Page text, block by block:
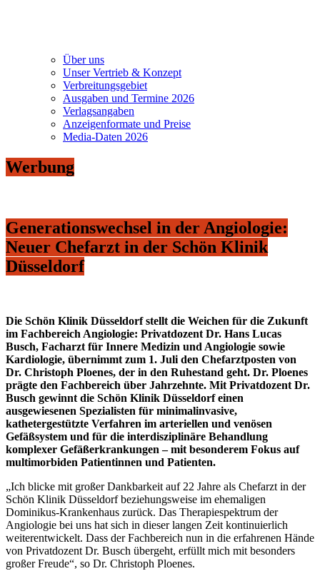
Über uns
Unser Vertrieb & Konzept
Verbreitungsgebiet
Ausgaben und Termine 2026
Verlagsangaben
Anzeigenformate und Preise
Media-Daten 2026
Werbung
Generationswechsel in der Angiologie:
Neuer Chefarzt in der Schön Klinik
Düsseldorf
Die Schön Klinik Düsseldorf stellt die Weichen für die Zukunft
im Fachbereich Angiologie: Privatdozent Dr. Hans Lucas
Busch, Facharzt für Innere Medizin und Angiologie sowie
Kardiologie, übernimmt zum 1. Juli den Chefarztposten von
Dr. Christoph Ploenes, der in den Ruhestand geht. Dr. Ploenes
prägte den Fachbereich über Jahrzehnte. Mit Privatdozent Dr.
Busch gewinnt die Schön Klinik Düsseldorf einen
ausgewiesenen Spezialisten für minimalinvasive,
kathetergestützte Verfahren im arteriellen und venösen
Gefäßsystem und für die interdisziplinäre Behandlung
komplexer Gefäßerkrankungen – mit besonderem Fokus auf
multimorbiden Patientinnen und Patienten.
„Ich blicke mit großer Dankbarkeit auf 22 Jahre als Chefarzt in der
Schön Klinik Düsseldorf beziehungsweise im ehemaligen
Dominikus-Krankenhaus zurück. Das Therapiespektrum der
Angiologie bei uns hat sich in dieser langen Zeit kontinuierlich
weiterentwickelt. Dass der Fachbereich nun in die erfahrenen Hände
von Privatdozent Dr. Busch übergeht, erfüllt mich mit besonders
großer Freude“, so Dr. Christoph Ploenes.